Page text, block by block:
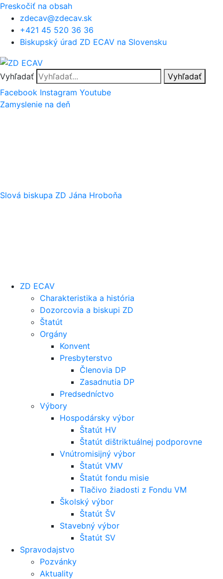
Preskočiť na obsah
zdecav@zdecav.sk
+421 45 520 36 36
Biskupský úrad ZD ECAV na Slovensku
Vyhľadať
Vyhľadať
Facebook Instagram Youtube
Zamyslenie na deň
Slová biskupa ZD Jána Hroboňa
ZD ECAV
Charakteristika a história
Dozorcovia a biskupi ZD
Štatút
Orgány
Konvent
Presbyterstvo
Členovia DP
Zasadnutia DP
Predsedníctvo
Výbory
Hospodársky výbor
Štatút HV
Štatút dištriktuálnej podporovne
Vnútromisijný výbor
Štatút VMV
Štatút fondu misie
Tlačivo žiadosti z Fondu VM
Školský výbor
Štatút ŠV
Stavebný výbor
Štatút SV
Spravodajstvo
Pozvánky
Aktuality